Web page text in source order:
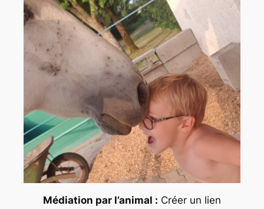
Médiation par l’animal : Créer un lien